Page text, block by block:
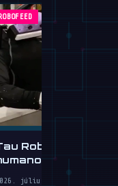
ROBOFEED
Robotics: 30
takarítás
július 28.